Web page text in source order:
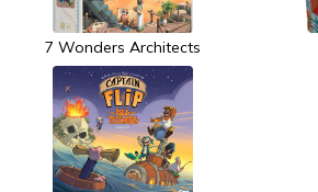
7 Wonders Architects